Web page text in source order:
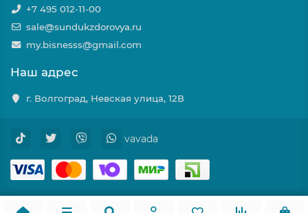
+7 495 012-11-00
sale@sundukzdorovya.ru
my.bisnesss@gmail.com
Наш адрес
г. Волгоград, Невская улица, 12В
vavada